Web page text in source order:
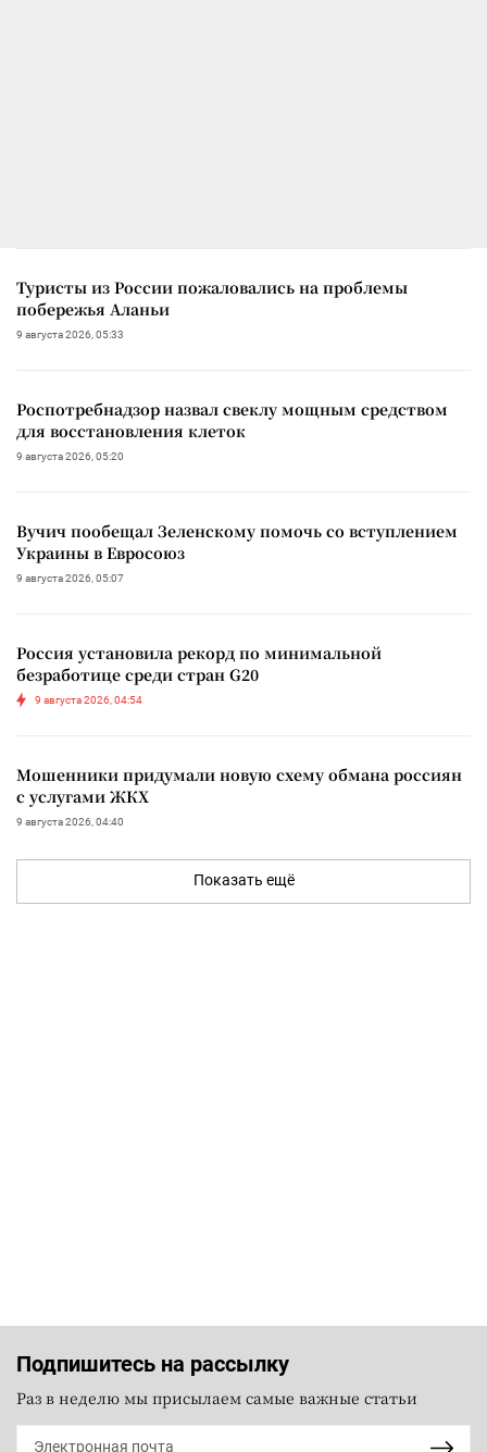
Туристы из России пожаловались на проблемы
побережья Аланьи
9 августа 2026, 05:33
Роспотребнадзор назвал свеклу мощным средством
для восстановления клеток
9 августа 2026, 05:20
Вучич пообещал Зеленскому помочь со вступлением
Украины в Евросоюз
9 августа 2026, 05:07
Россия установила рекорд по минимальной
безработице среди стран G20
9 августа 2026, 04:54
Мошенники придумали новую схему обмана россиян
с услугами ЖКХ
9 августа 2026, 04:40
Показать ещё
Подпишитесь на рассылку
Раз в неделю мы присылаем самые важные статьи